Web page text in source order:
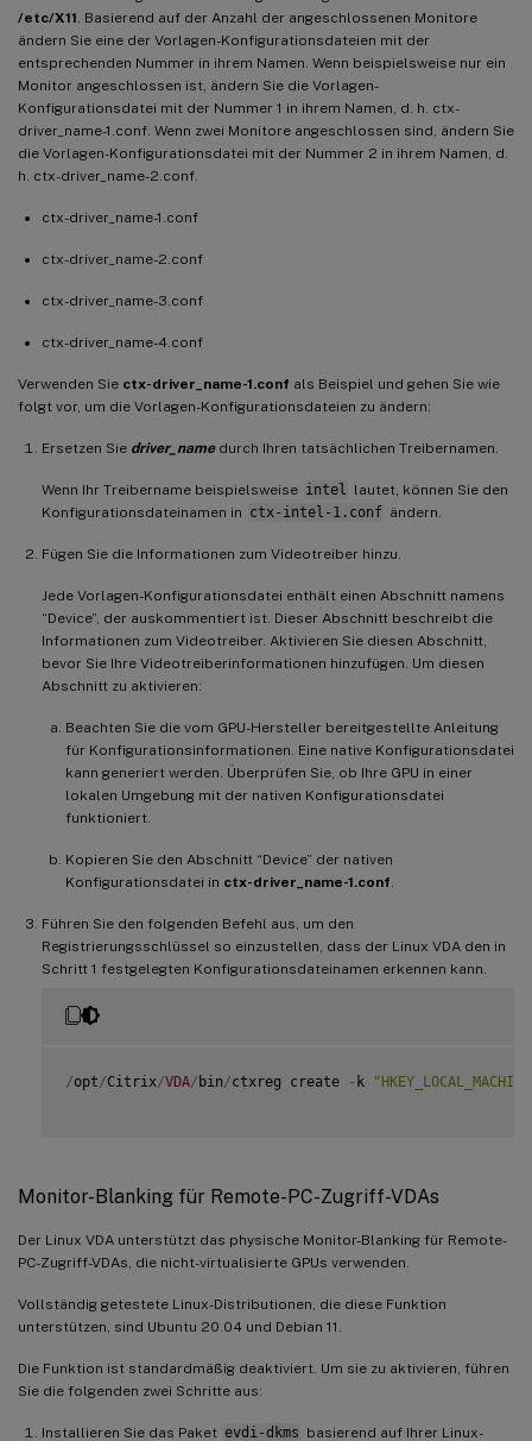
/etc/X11 . Basierend auf der Anzahl der angeschlossenen Monitore
ändern Sie eine der Vorlagen-Konfigurationsdateien mit der
entsprechenden Nummer in ihrem Namen. Wenn beispielsweise nur ein
Monitor angeschlossen ist, ändern Sie die Vorlagen-
Konfigurationsdatei mit der Nummer 1 in ihrem Namen, d. h. ctx-
driver_name-1.conf. Wenn zwei Monitore angeschlossen sind, ändern Sie
die Vorlagen-Konfigurationsdatei mit der Nummer 2 in ihrem Namen, d.
h. ctx-driver_name-2.conf.
ctx-driver_name-1.conf
ctx-driver_name-2.conf
ctx-driver_name-3.conf
ctx-driver_name-4.conf
Verwenden Sie ctx-driver_name-1.conf als Beispiel und gehen Sie wie
folgt vor, um die Vorlagen-Konfigurationsdateien zu ändern:
Ersetzen Sie driver_namedurch Ihren tatsächlichen Treibernamen.
Wenn Ihr Treibername beispielsweise intel
lautet, können Sie den
Konfigurationsdateinamen in ctx-intel-1.conf ändern.
Fügen Sie die Informationen zum Videotreiber hinzu.
Jede Vorlagen-Konfigurationsdatei enthält einen Abschnitt namens
“Device”, der auskommentiert ist. Dieser Abschnitt beschreibt die
Informationen zum Videotreiber. Aktivieren Sie diesen Abschnitt,
bevor Sie Ihre Videotreiberinformationen hinzufügen. Um diesen
Abschnitt zu aktivieren:
Beachten Sie die vom GPU-Hersteller bereitgestellte Anleitung
für Konfigurationsinformationen. Eine native Konfigurationsdatei
kann generiert werden. Überprüfen Sie, ob Ihre GPU in einer
lokalen Umgebung mit der nativen Konfigurationsdatei
funktioniert.
Kopieren Sie den Abschnitt “Device” der nativen
Konfigurationsdatei in ctx-driver_name-1.conf
Führen Sie den folgenden Befehl aus, um den
Registrierungsschlüssel so einzustellen, dass der Linux VDA den in
Schritt 1 festgelegten Konfigurationsdateinamen erkennen kann.
/opt/Citrix/VDA/ bin/ctxreg create - k
Monitor-Blanking für Remote-PC-Zugriff-VDAs
Der Linux VDA unterstützt das physische Monitor-Blanking für Remote-
PC-Zugriff-VDAs, die nicht-virtualisierte GPUs verwenden.
Vollständig getestete Linux-Distributionen, die diese Funktion
unterstützen, sind Ubuntu 20.04 und Debian 11.
Die Funktion ist standardmäßig deaktiviert. Um sie zu aktivieren, führen
Sie die folgenden zwei Schritte aus:
Installieren Sie das Paket evdi-dkms basierend auf Ihrer Linux-